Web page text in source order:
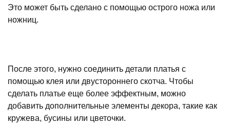
Это может быть сделано с помощью острого ножа или
ножниц.
После этого, нужно соединить детали платья с
помощью клея или двустороннего скотча. Чтобы
сделать платье еще более эффектным, можно
добавить дополнительные элементы декора, такие как
кружева, бусины или цветочки.